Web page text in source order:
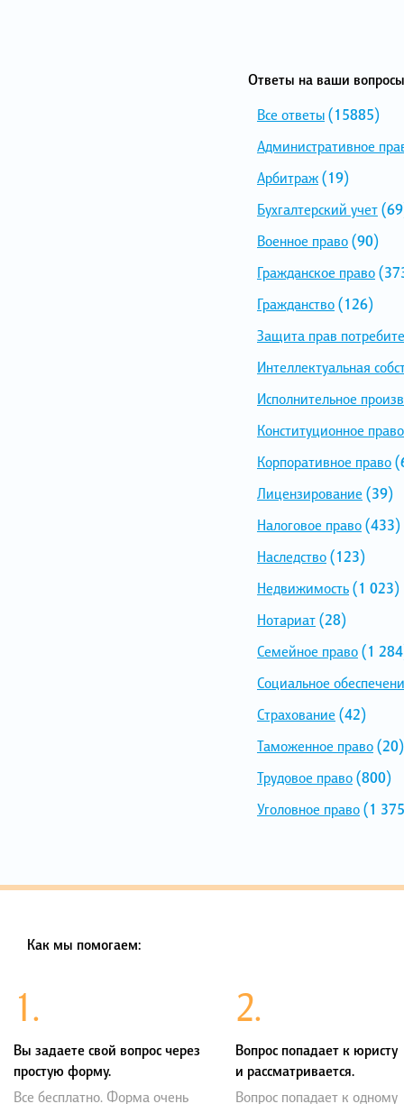
Ответы на ваши
Все ответы(15885)
Административное
Арбитраж(19)
Бухгалтерский учет
Военное право(90)
Гражданское право
Гражданство(126)
Защита прав
Интеллектуальная
Исполнительное
Конституционное право
Корпоративное право
Лицензирование (39)
Налоговое право(433)
Наследство(123)
Недвижимость(1 023)
Нотариат(28)
Семейное право(1
Социальное
Страхование (42)
Таможенное право(20)
Трудовое право(800)
Уголовное право(1
Как мы помогаем:
1.
Вы задаете свой вопрос через
простую форму.
Все бесплатно. Форма очень
2.
Вопрос попадает к юристу
и рассматривается.
Вопрос попадает к одному